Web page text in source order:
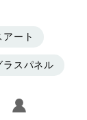
ート
ラスパネル